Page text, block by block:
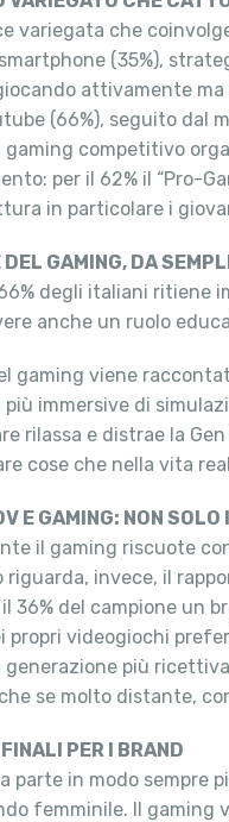
variegata che
(35%),
attivamente
(66%), seguito dal
gaming competitivo
per il 62% il “Pro-
in particolare i
DEL GAMING, DA
degli italiani ritiene
anche un ruolo
gaming viene
più immersive di
rilassa e distrae la
cose che nella vita
E GAMING: NON
il gaming riscuote
riguarda, invece, il
il 36% del campione un
propri videogiochi
generazione più
se molto distante,
PER I BRAND
parte in modo sempre
femminile. Il gaming